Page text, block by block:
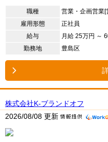
職種
営業・企画営業[
雇用形態
正社員
給与
月給 25万円 ～
勤務地
豊島区
株式会社K-ブランドオフ
2026/08/08 更新